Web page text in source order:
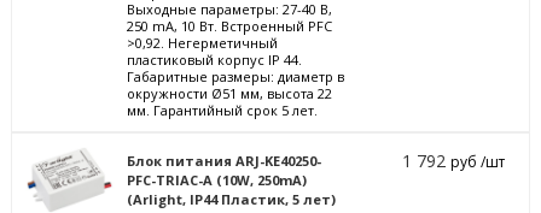
Выходные параметры: 27-40 В,
250 mА, 10 Вт. Встроенный PFC
>0,92. Негерметичный
пластиковый корпус IP 44.
Габаритные размеры: диаметр в
окружности Ø51 мм, высота 22
мм. Гарантийный срок 5 лет.
Блок питания ARJ-KE40250-
PFC-TRIAC-A (10W, 250mA)
(Arlight, IP44 Пластик, 5 лет)
1 792руб /шт